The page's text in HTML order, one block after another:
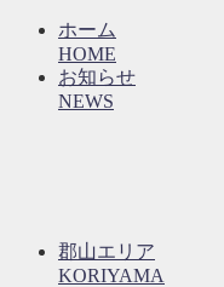
ホーム
HOME
お知らせ
NEWS
郡山エリア
KORIYAMA